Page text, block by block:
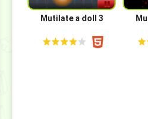
Mutilate a doll 3